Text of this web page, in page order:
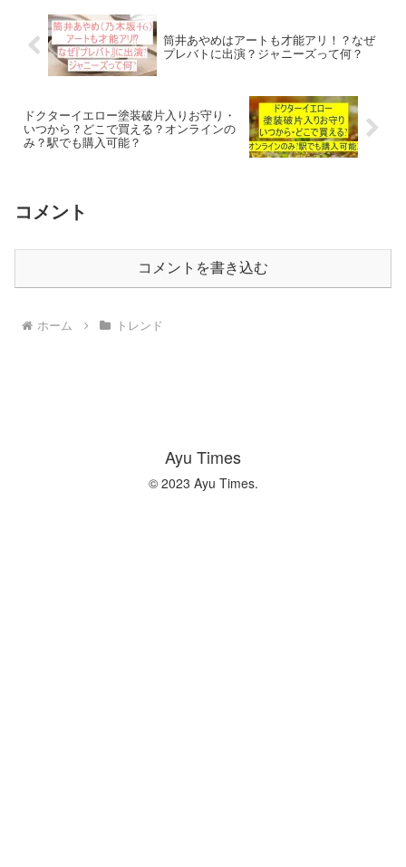
筒井あやめはアートも才能アリ！？なぜ
プレバトに出演？ジャニーズって何？
ドクターイエロー塗装破片入りお守り・
いつから？どこで買える？オンラインの
み？駅でも購入可能？
コメント
コメントを書き込む
ホーム トレンド
Ayu Times
© 2023 Ayu Times.